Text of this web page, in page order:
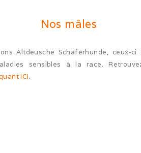
Nos mâles
Altdeusche Schäferhunde, ceux-
sensibles à la race.
ICI.